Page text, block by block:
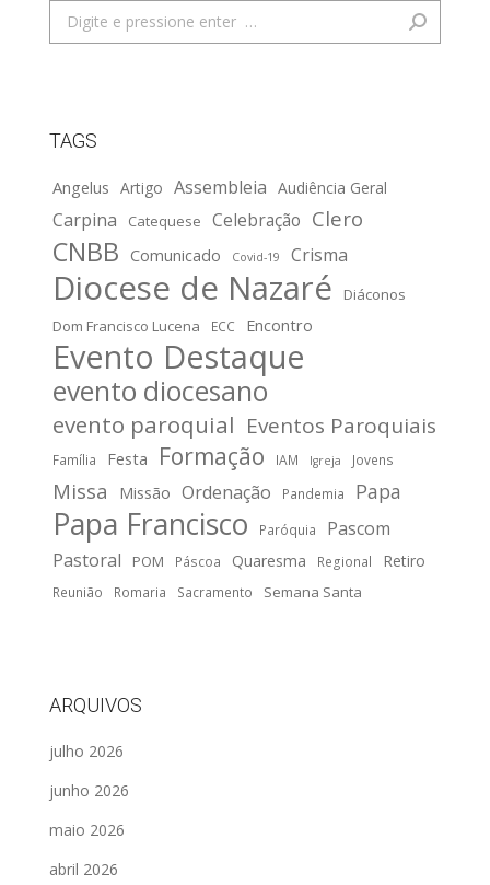
Search:
TAGS
Angelus Artigo Assembleia Audiência Geral
Carpina Catequese Celebração Clero
CNBB Comunicado Covid-19 Crisma
Diocese de Nazaré
Diáconos
Dom Francisco Lucena
ECC Encontro
Evento Destaque
evento diocesano
evento paroquial Eventos Paroquiais
Família Festa Formação IAM Igreja Jovens
Missa Missão Ordenação Pandemia Papa
Papa Francisco Paróquia
Pascom
Pastoral
POM Páscoa Quaresma Regional Retiro
Reunião Romaria Sacramento Semana Santa
ARQUIVOS
julho 2026
junho 2026
maio 2026
abril 2026